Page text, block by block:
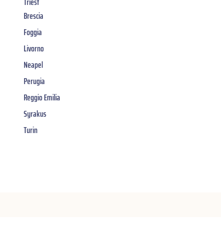
Brescia
Foggia
Livorno
Neapel
Perugia
Reggio Emilia
Syrakus
Turin